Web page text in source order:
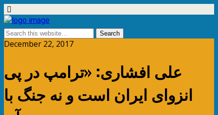
December 22, 2017
علی افشاری: «ترامپ در پی
انزوای ایران است و نه جنگ با